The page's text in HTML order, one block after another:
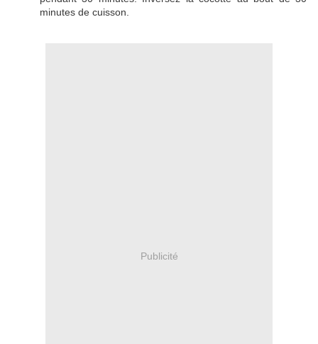
minutes de cuisson.
Publicité